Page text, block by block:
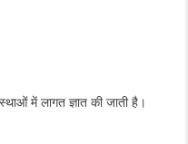
में लागत ज्ञात की जाती है।